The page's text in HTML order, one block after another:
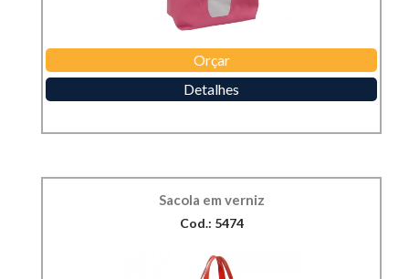
Orçar
Detalhes
Sacola em verniz
Cod.: 5474